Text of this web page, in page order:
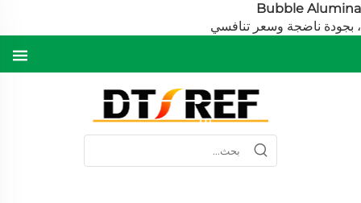
Bubble
بجودة ناضجة وسعر تنافسي